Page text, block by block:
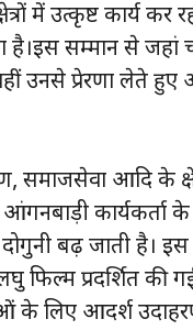
में उत्कृष्ट कार्य कर
है।इस सम्मान से
उनसे प्रेरणा लेते हुए
आदि के
कार्यकर्ता
बढ़ जाती है।
फिल्म प्रदर्शित की
के लिए आदर्श